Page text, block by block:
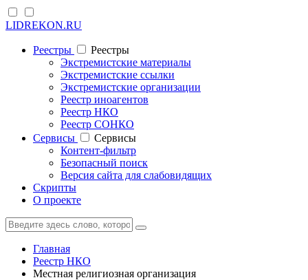
LIDREKON.RU
Реестры
Реестры
Экстремистские материалы
Экстремистские ссылки
Экстремистские организации
Реестр иноагентов
Реестр НКО
Реестр СОНКО
Cервисы
Cервисы
Контент-фильтр
Безопасный поиск
Версия сайта для слабовидящих
Скрипты
О проекте
Главная
Реестр НКО
Местная религиозная организация